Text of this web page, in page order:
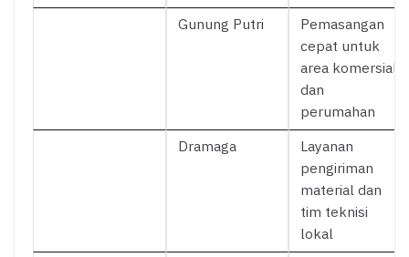
Gunung Putri
Pemasangan
cepat untuk
area komersial
dan
perumahan
Dramaga
Layanan
pengiriman
material dan
tim teknisi
lokal